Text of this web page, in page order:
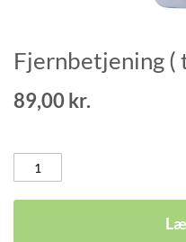
Gå
til
starten
af
Fjernbetjening (
89,00 kr.